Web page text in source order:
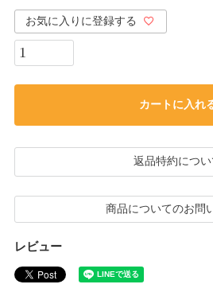
お気に入りに登録する
カートに入れ
返品特約につい
商品についてのお問
レビュー